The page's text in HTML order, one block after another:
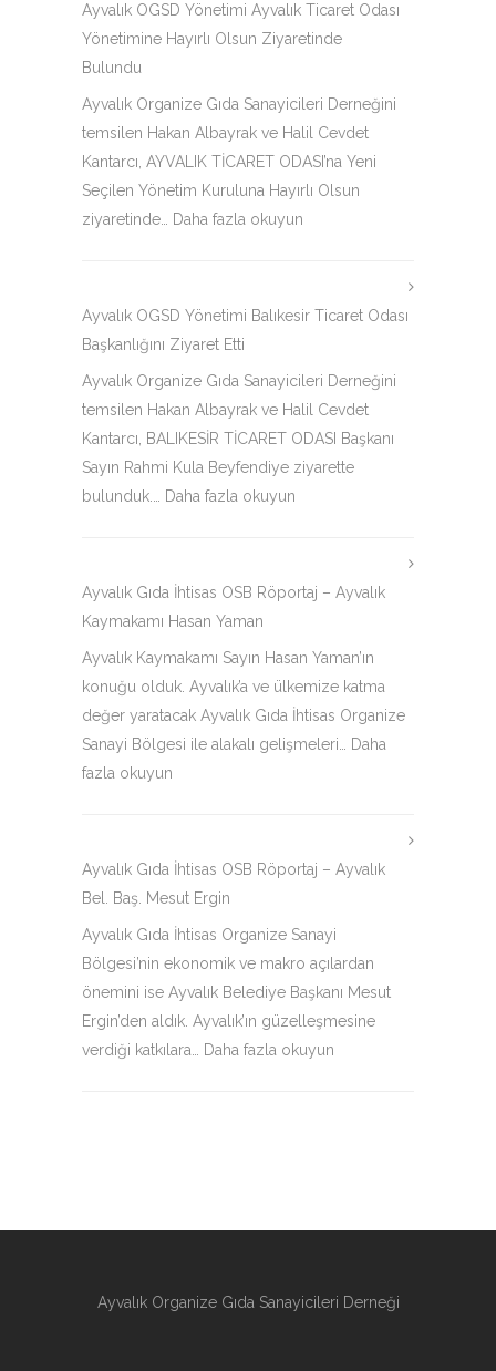
Ayvalık OGSD Yönetimi Ayvalık Ticaret Odası
Yönetimine Hayırlı Olsun Ziyaretinde
Bulundu
Ayvalık Organize Gıda Sanayicileri Derneğini
temsilen Hakan Albayrak ve Halil Cevdet
Kantarcı, AYVALIK TİCARET ODASI’na Yeni
Seçilen Yönetim Kuruluna Hayırlı Olsun
ziyaretinde… Daha fazla okuyun
Ayvalık OGSD Yönetimi Balıkesir Ticaret Odası
Başkanlığını Ziyaret Etti
Ayvalık Organize Gıda Sanayicileri Derneğini
temsilen Hakan Albayrak ve Halil Cevdet
Kantarcı, BALIKESİR TİCARET ODASI Başkanı
Sayın Rahmi Kula Beyfendiye ziyarette
bulunduk.… Daha fazla okuyun
Ayvalık Gıda İhtisas OSB Röportaj – Ayvalık
Kaymakamı Hasan Yaman
Ayvalık Kaymakamı Sayın Hasan Yaman’ın
konuğu olduk. Ayvalık’a ve ülkemize katma
değer yaratacak Ayvalık Gıda İhtisas Organize
Sanayi Bölgesi ile alakalı gelişmeleri… Daha
fazla okuyun
Ayvalık Gıda İhtisas OSB Röportaj – Ayvalık
Bel. Baş. Mesut Ergin
Ayvalık Gıda İhtisas Organize Sanayi
Bölgesi’nin ekonomik ve makro açılardan
önemini ise Ayvalık Belediye Başkanı Mesut
Ergin’den aldık. Ayvalık’ın güzelleşmesine
verdiği katkılara… Daha fazla okuyun
Ayvalık Organize Gıda Sanayicileri Derneği